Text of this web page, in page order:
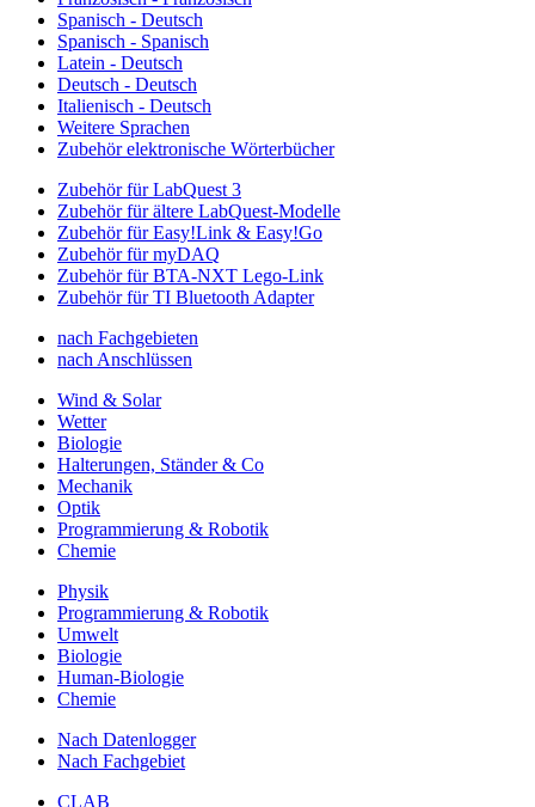
Spanisch - Deutsch
Spanisch - Spanisch
Latein - Deutsch
Deutsch - Deutsch
Italienisch - Deutsch
Weitere Sprachen
Zubehör elektronische Wörterbücher
Zubehör für LabQuest 3
Zubehör für ältere LabQuest-Modelle
Zubehör für Easy!Link & Easy!Go
Zubehör für myDAQ
Zubehör für BTA-NXT Lego-Link
Zubehör für TI Bluetooth Adapter
nach Fachgebieten
nach Anschlüssen
Wind & Solar
Wetter
Biologie
Halterungen, Ständer & Co
Mechanik
Optik
Programmierung & Robotik
Chemie
Physik
Programmierung & Robotik
Umwelt
Biologie
Human-Biologie
Chemie
Nach Datenlogger
Nach Fachgebiet
CLAB